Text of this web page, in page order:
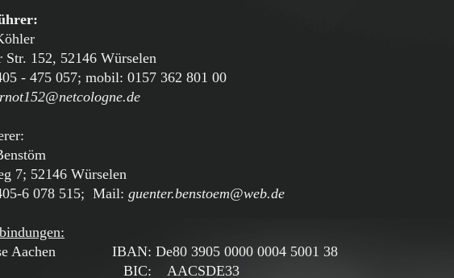
Str. 152, 52146 Würselen
- 475 057; mobil: 0157 362 801 00
7; 52146 Würselen
6 078 515; Mail: guenter.benstoem@web.de
Aachen IBAN: De80 3905 0000 0004 5001 38
AACSDE33